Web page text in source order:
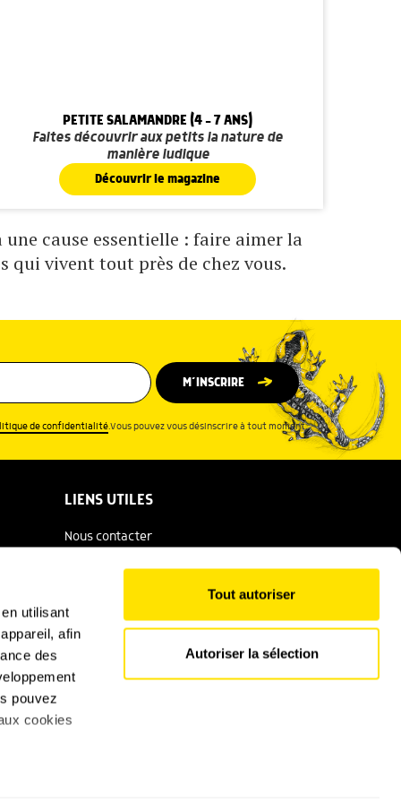
utilisant
afin
des
pouvez
cookies
Tout autoriser
Autoriser la sélection
PETITE SALAMANDRE (4 - 7 ANS)
Faites découvrir aux petits la nature de
manière ludique
Découvrir le magazine
cause essentielle : faire aimer la
qui vivent tout près de chez vous.
M’INSCRIRE
de confidentialité.Vous pouvez vous désinscrire à tout moment.
LIENS UTILES
Nous contacter
Espace presse
Conditions générales d'utilisation
Politique de confidentialité